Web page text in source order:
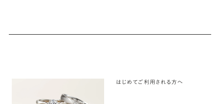
はじめてご利用される方へ